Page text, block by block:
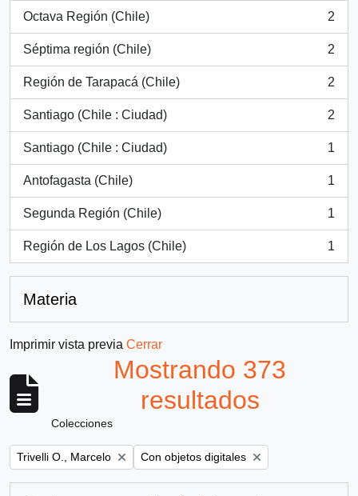
Octava Región (Chile)
, 2 resultados
2
Séptima región (Chile)
, 2 resultados
2
Región de Tarapacá (Chile)
, 2 resultados
2
Santiago (Chile : Ciudad)
, 2 resultados
2
Santiago (Chile : Ciudad)
, 1 resultados
1
Antofagasta (Chile)
, 1 resultados
1
Segunda Región (Chile)
, 1 resultados
1
Región de Los Lagos (Chile)
, 1 resultados
1
Materia
Imprimir vista previa Cerrar
Mostrando 373
resultados
Colecciones
Remove filter:
Trivelli O., Marcelo Remove filter:
Con objetos digitales